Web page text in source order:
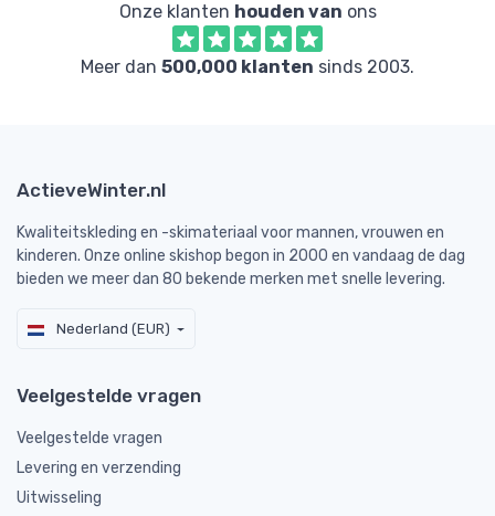
Onze klanten houden van ons
Meer dan 500,000 klanten sinds 2003.
ActieveWinter.nl
Kwaliteitskleding en -skimateriaal voor mannen, vrouwen en
kinderen. Onze online skishop begon in 2000 en vandaag de dag
bieden we meer dan 80 bekende merken met snelle levering.
Nederland (EUR)
Veelgestelde vragen
Veelgestelde vragen
Levering en verzending
Uitwisseling